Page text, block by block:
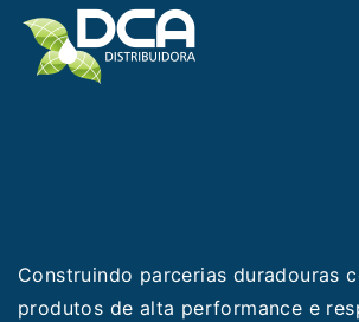
Construindo parcerias duradouras
produtos de alta performance e